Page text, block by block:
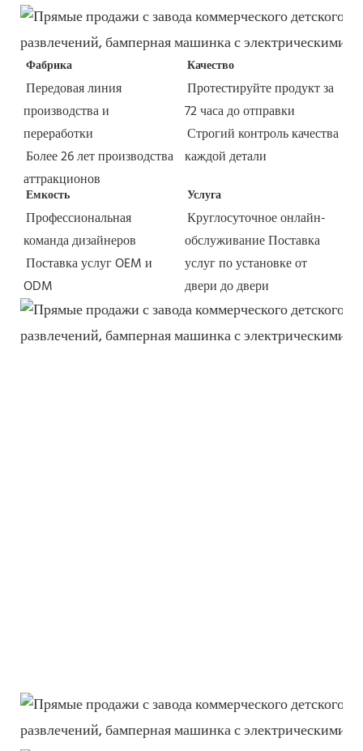
Фабрика
Передовая линия
производства и
переработки
Более 26 лет производства
аттракционов
Качество
Протестируйте продукт за
72 часа до отправки
Строгий контроль качества
каждой детали
Емкость
Профессиональная
команда дизайнеров
Поставка услуг OEM и
ODM
Услуга
Круглосуточное онлайн-
обслуживаниеПоставка
услуг по установке от
двери до двери